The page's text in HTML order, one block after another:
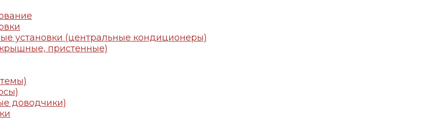
установки (центральные кондиционеры)
пристенные)
доводчики)